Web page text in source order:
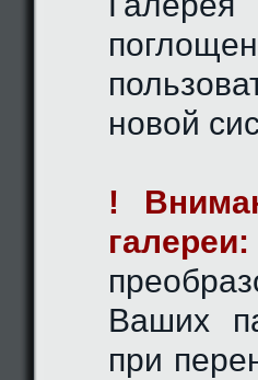
новой
!
галереи:
Ваших
при